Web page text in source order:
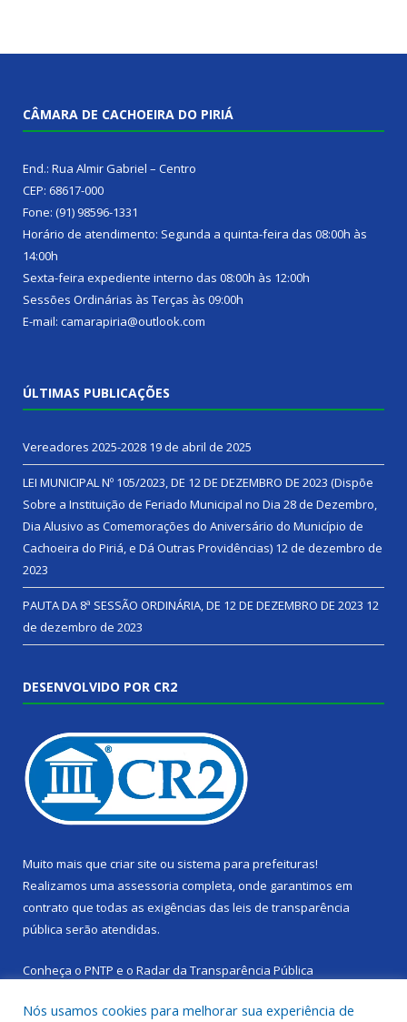
CÂMARA DE CACHOEIRA DO PIRIÁ
End.: Rua Almir Gabriel – Centro
CEP: 68617-000
Fone: (91) 98596-1331
Horário de atendimento: Segunda a quinta-feira das 08:00h às
14:00h
Sexta-feira expediente interno das 08:00h às 12:00h
Sessões Ordinárias às Terças às 09:00h
E-mail: camarapiria@outlook.com
ÚLTIMAS PUBLICAÇÕES
Vereadores 2025-2028 19 de abril de 2025
LEI MUNICIPAL Nº 105/2023, DE 12 DE DEZEMBRO DE 2023 (Dispõe
Sobre a Instituição de Feriado Municipal no Dia 28 de Dezembro,
Dia Alusivo as Comemorações do Aniversário do Município de
Cachoeira do Piriá, e Dá Outras Providências) 12 de dezembro de
2023
PAUTA DA 8ª SESSÃO ORDINÁRIA, DE 12 DE DEZEMBRO DE 2023 12
de dezembro de 2023
DESENVOLVIDO POR CR2
Muito mais que criar site ou sistema para prefeituras!
Realizamos uma assessoria completa, onde garantimos em
contrato que todas as exigências das leis de transparência
pública serão atendidas.
Conheça o PNTP e o Radar da Transparência Pública
Nós usamos cookies para melhorar sua experiência de